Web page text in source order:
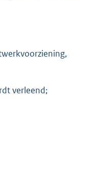
verleend;